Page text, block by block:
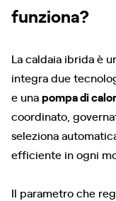
funziona?
La caldaia ibrida è
integra due
e unapompa di
coordinato,
seleziona
efficiente in ogni
Il parametro che